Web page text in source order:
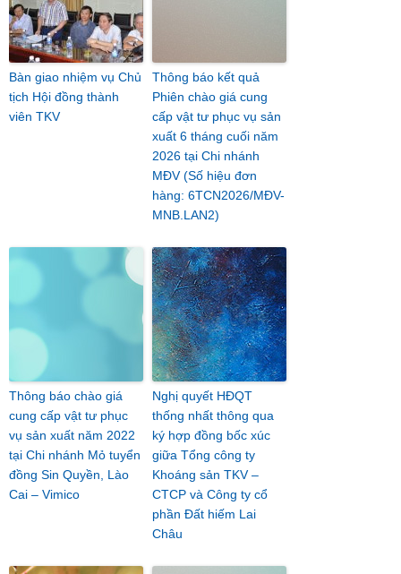
Bàn giao nhiệm vụ Chủ
tịch Hội đồng thành
viên TKV
Thông báo kết quả
Phiên chào giá cung
cấp vật tư phục vụ sản
xuất 6 tháng cuối năm
2026 tại Chi nhánh
MĐV (Số hiệu đơn
hàng: 6TCN2026/MĐV-
MNB.LAN2)
Thông báo chào giá
cung cấp vật tư phục
vụ sản xuất năm 2022
tại Chi nhánh Mỏ tuyển
đồng Sin Quyền, Lào
Cai – Vimico
Nghị quyết HĐQT
thống nhất thông qua
ký hợp đồng bốc xúc
giữa Tổng công ty
Khoáng sản TKV –
CTCP và Công ty cổ
phần Đất hiếm Lai
Châu